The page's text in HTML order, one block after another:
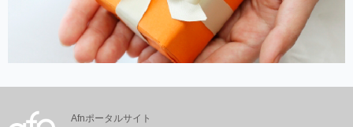
Afnポータルサイト